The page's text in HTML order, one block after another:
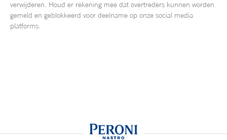
verwijderen. Houd er rekening mee dat overtreders kunnen worden
gemeld en geblokkeerd voor deelname op onze social media
platforms.